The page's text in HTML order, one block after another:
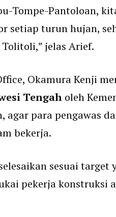
Tompe-Pantoloan,
setiap turun hujan,
jelas Arief.
Okamura Kenji
Tengah oleh
para pengawas
bekerja.
sesuai
pekerja konstruksi